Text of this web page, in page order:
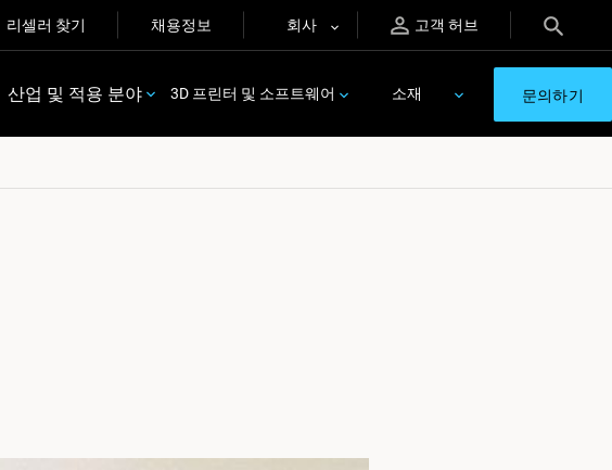
리셀러 찾기 채용정보 회사 고객 허브
산업 및 적용 분야 3D 프린터 및 소프트웨어 소재 문의하기